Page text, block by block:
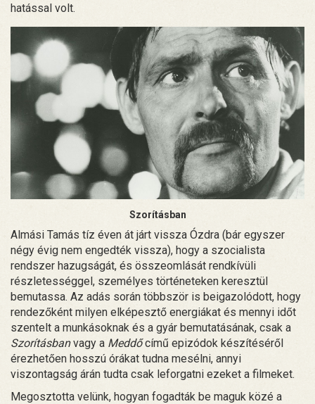
hatással volt.
Szorításban
Almási Tamás tíz éven át járt vissza Ózdra (bár egyszer
négy évig nem engedték vissza), hogy a szocialista
rendszer hazugságát, és összeomlását rendkívüli
részletességgel, személyes történeteken keresztül
bemutassa. Az adás során többször is beigazolódott, hogy
rendezőként milyen elképesztő energiákat és mennyi időt
szentelt a munkásoknak és a gyár bemutatásának, csak a
Szorításbanvagy a Meddőcímű epizódok készítéséről
érezhetően hosszú órákat tudna mesélni, annyi
viszontagság árán tudta csak leforgatni ezeket a filmeket.
Megosztotta velünk, hogyan fogadták be maguk közé a